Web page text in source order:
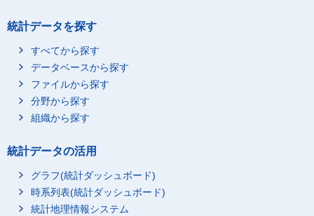
統計データを探す
すべてから探す
データベースから探す
ファイルから探す
分野から探す
組織から探す
統計データの活用
グラフ(統計ダッシュボード)
時系列表(統計ダッシュボード)
統計地理情報システム